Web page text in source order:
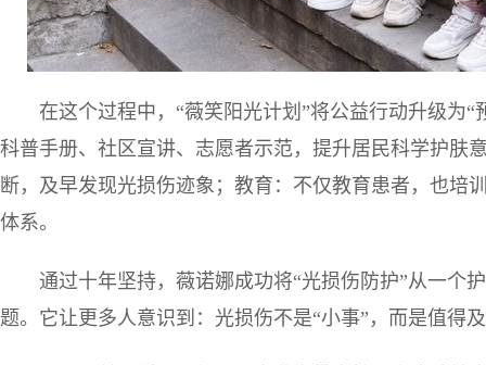
在这个过程中，“薇笑阳光计划”将公益行动升级为
科普手册、社区宣讲、志愿者示范，提升居民科学护肤
断，及早发现光损伤迹象；教育：不仅教育患者，也培
体系。
通过十年坚持，薇诺娜成功将“光损伤防护”从一个
题。它让更多人意识到：光损伤不是“小事”，而是值得